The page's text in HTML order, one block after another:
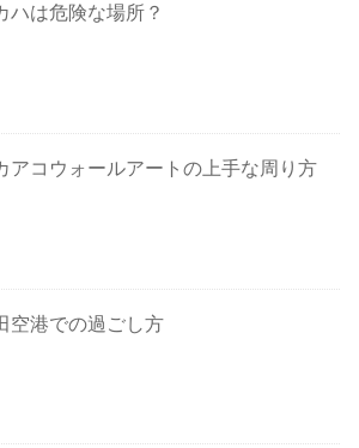
ハは危険な場所？
アコウォールアートの上手な周り方
空港での過ごし方